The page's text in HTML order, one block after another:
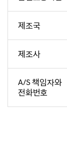
제조국
제조사
A/S 책임자와
전화번호